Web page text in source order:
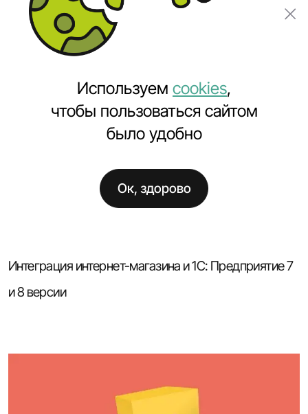
Интеграция интернет-магазина и 1С: Предприятие 7
и 8 версии
Используем cookies,
чтобы пользоваться сайтом
было удобно
Ок, здорово